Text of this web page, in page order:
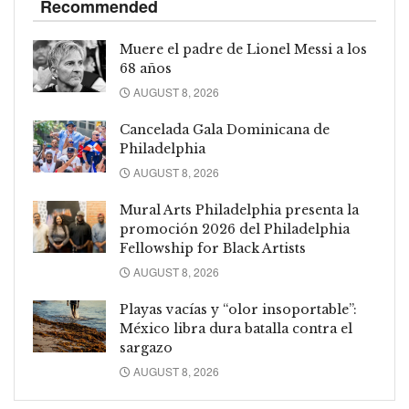
Recommended
Muere el padre de Lionel Messi a los
68 años
AUGUST 8, 2026
Cancelada Gala Dominicana de
Philadelphia
AUGUST 8, 2026
Mural Arts Philadelphia presenta la
promoción 2026 del Philadelphia
Fellowship for Black Artists
AUGUST 8, 2026
Playas vacías y “olor insoportable”:
México libra dura batalla contra el
sargazo
AUGUST 8, 2026